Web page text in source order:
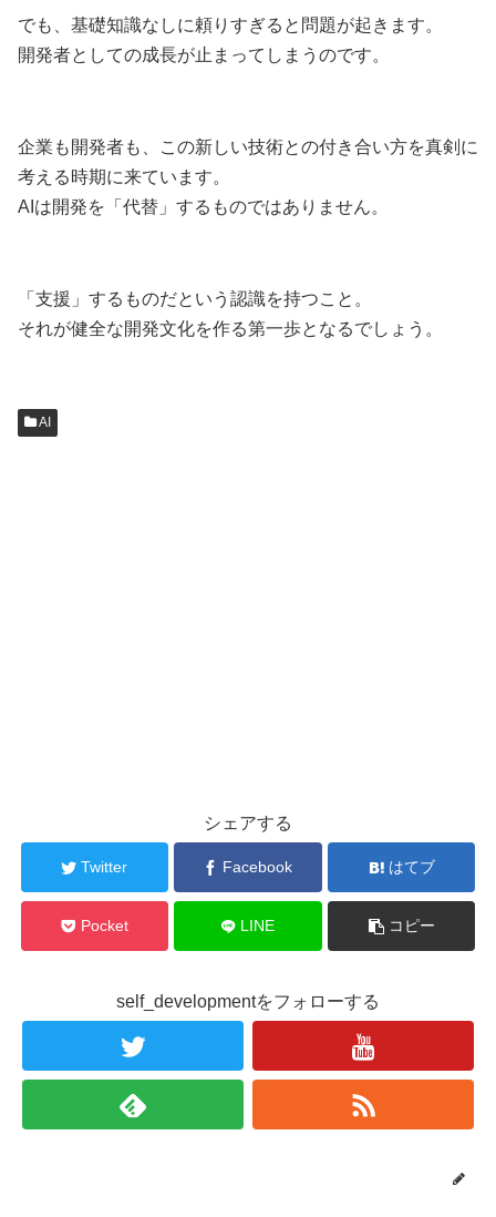
でも、基礎知識なしに頼りすぎると問題が起きます。
開発者としての成長が止まってしまうのです。
企業も開発者も、この新しい技術との付き合い方を真剣に
考える時期に来ています。
AIは開発を「代替」するものではありません。
「支援」するものだという認識を持つこと。
それが健全な開発文化を作る第一歩となるでしょう。
AI
シェアする
Twitter Facebook はてブ
Pocket LINE コピー
self_developmentをフォローする